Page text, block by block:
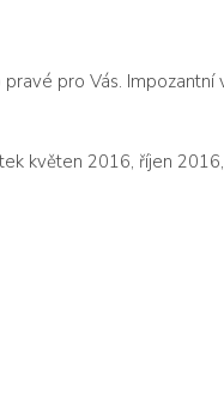
pro Vás.
květen 2016, říjen